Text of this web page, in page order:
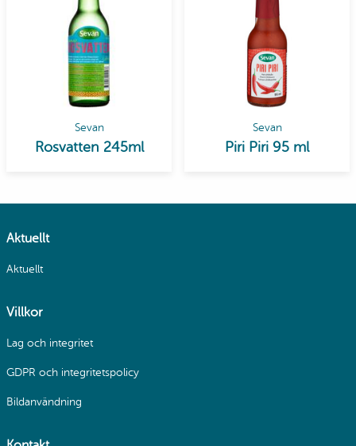
Sevan
Rosvatten 245ml
Sevan
Piri Piri 95 ml
Aktuellt
Aktuellt
Villkor
Lag och integritet
GDPR och integritetspolicy
Bildanvändning